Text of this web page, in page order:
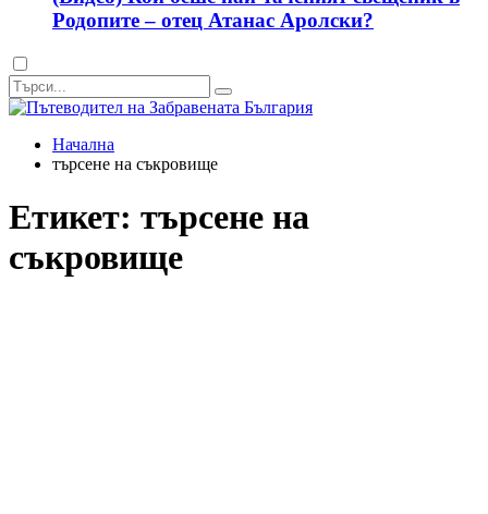
Родопите – отец Атанас Аролски?
Dark
mode
Начална
търсене на съкровище
Етикет: търсене на
съкровище